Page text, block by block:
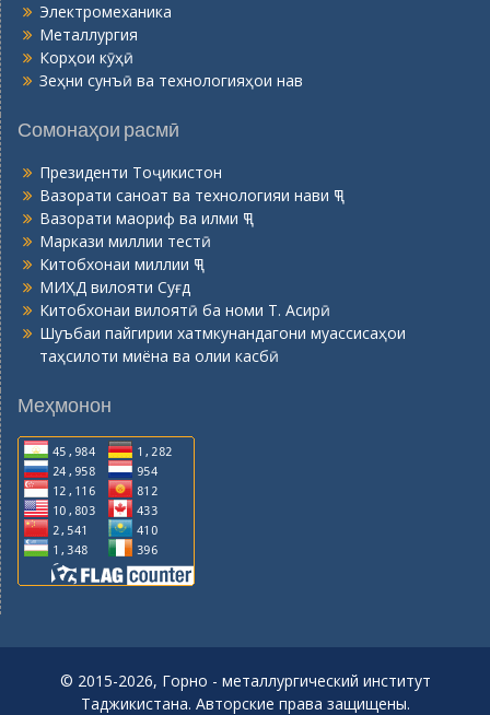
Электромеханика
Металлургия
Корҳои кӯҳӣ
Зеҳни сунъӣ ва технологияҳои нав
Сомонаҳои расмӣ
Президенти Тоҷикистон
Вазорати саноат ва технологияи нави ҶТ
Вазорати маориф ва илми ҶТ
Маркази миллии тестӣ
Китобхонаи миллии ҶТ
МИҲД вилояти Суғд
Китобхонаи вилоятӣ ба номи Т. Асирӣ
Шуъбаи пайгирии хатмкунандагони муассисаҳои
таҳсилоти миёна ва олии касбӣ
Меҳмонон
© 2015-2026, Горно - металлургический институт
Таджикистана. Авторские права защищены.